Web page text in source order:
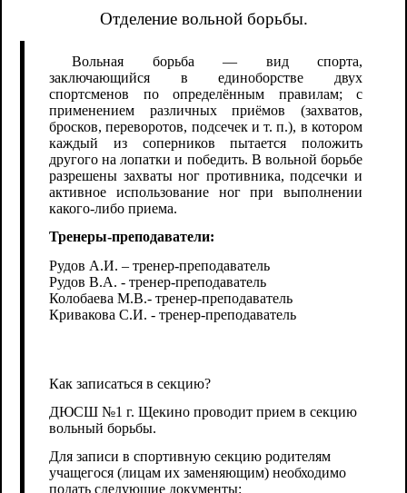
Отделение вольной борьбы.
Вольная борьба — вид спорта,
заключающийся в единоборстве двух
спортсменов по определённым правилам; с
применением различных приёмов (захватов,
бросков, переворотов, подсечек и т. п.), в котором
каждый из соперников пытается положить
другого на лопатки и победить. В вольной борьбе
разрешены захваты ног противника, подсечки и
активное использование ног при выполнении
какого-либо приема.
Тренеры-преподаватели:
Рудов А.И. – тренер-преподаватель
Рудов В.А. - тренер-преподаватель
Колобаева М.В.- тренер-преподаватель
Кривакова С.И. - тренер-преподаватель
Как записаться в секцию?
ДЮСШ №1 г. Щекино проводит прием в секцию
вольный борьбы.
Для записи в спортивную секцию родителям
учащегося (лицам их заменяющим) необходимо
подать следующие документы: